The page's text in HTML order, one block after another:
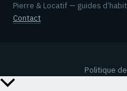
Pierre & Locatif — guides
Contact
Politique